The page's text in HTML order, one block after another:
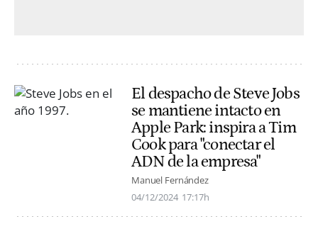
El despacho de Steve Jobs
se mantiene intacto en
Apple Park: inspira a Tim
Cook para "conectar el
ADN de la empresa"
Manuel Fernández
04/12/2024 17:17h